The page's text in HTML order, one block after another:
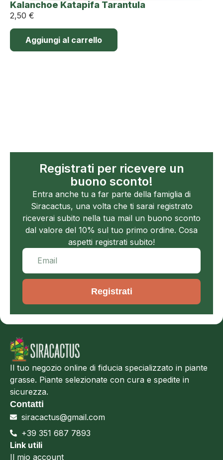
Kalanchoe Katapifa Tarantula
2,50 €
Aggiungi al carrello
Registrati per ricevere un
buono sconto!
Entra anche tu a far parte della famiglia di
Siracactus, una volta che ti sarai registrato
riceverai subito nella tua mail un buono sconto
dal valore del 10% sul tuo primo ordine. Cosa
aspetti registrati subito!
Registrati
Il tuo negozio online di fiducia specializzato in piante
grasse. Piante selezionate con cura e spedite in
sicurezza.
Contatti
siracactus@gmail.com
+39 351 687 7893
Link utili
Il mio account